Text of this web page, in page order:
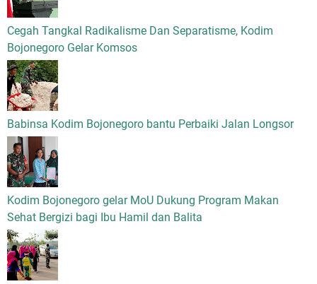
Cegah Tangkal Radikalisme Dan Separatisme, Kodim
Bojonegoro Gelar Komsos
Babinsa Kodim Bojonegoro bantu Perbaiki Jalan Longsor
Kodim Bojonegoro gelar MoU Dukung Program Makan
Sehat Bergizi bagi Ibu Hamil dan Balita